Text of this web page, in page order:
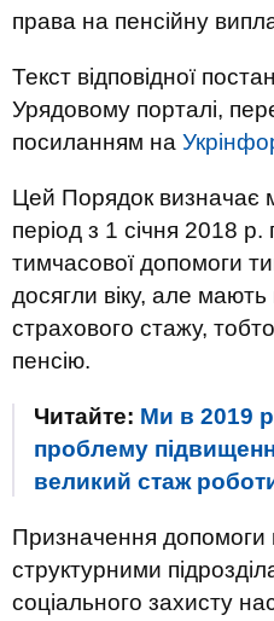
права на пенсійну
Текст відповідної
Урядовому порталі,
посиланням на
Цей Порядок визначає
період з 1 січня 2018
тимчасової допомоги
досягли віку, але
страхового стажу,
пенсію.
Читайте: Ми в 2019
проблему
великий стаж
Призначення допомоги
структурними
соціального захисту